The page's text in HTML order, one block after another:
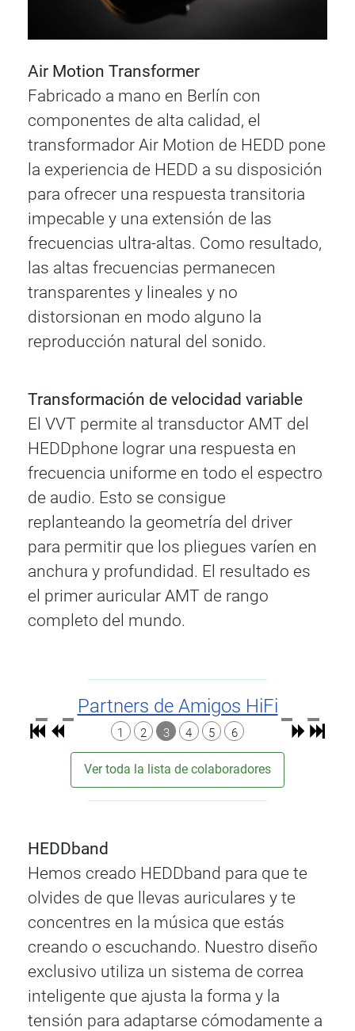
Air Motion Transformer
Fabricado a mano en Berlín con
componentes de alta calidad, el
transformador Air Motion de HEDD pone
la experiencia de HEDD a su disposición
para ofrecer una respuesta transitoria
impecable y una extensión de las
frecuencias ultra-altas. Como resultado,
las altas frecuencias permanecen
transparentes y lineales y no
distorsionan en modo alguno la
reproducción natural del sonido.
Transformación de velocidad variable
El VVT permite al transductor AMT del
HEDDphone lograr una respuesta en
frecuencia uniforme en todo el espectro
de audio. Esto se consigue
replanteando la geometría del driver
para permitir que los pliegues varíen en
anchura y profundidad. El resultado es
el primer auricular AMT de rango
completo del mundo.
Partners de Amigos HiFi
1 2 3 4 5 6
Ver toda la lista de colaboradores
HEDDband
Hemos creado HEDDband para que te
olvides de que llevas auriculares y te
concentres en la música que estás
creando o escuchando. Nuestro diseño
exclusivo utiliza un sistema de correa
inteligente que ajusta la forma y la
tensión para adaptarse cómodamente a